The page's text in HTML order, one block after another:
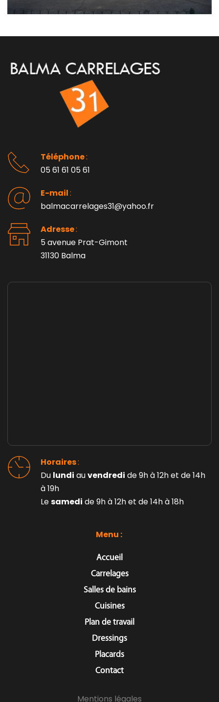
Menu :
Accueil
Carrelages
Salles de bains
Cuisines
Plan de travail
Dressings
Placards
Contact
Horaires :
Du lundi au vendredi de 9h à 12h et de 14h
à 19h
Le samedi de 9h à 12h et de 14h à 18h
Téléphone :
05 61 61 05 61
E-mail :
balmacarrelages31@yahoo.fr
Adresse :
5 avenue Prat-Gimont
31130 Balma
Mentions légales